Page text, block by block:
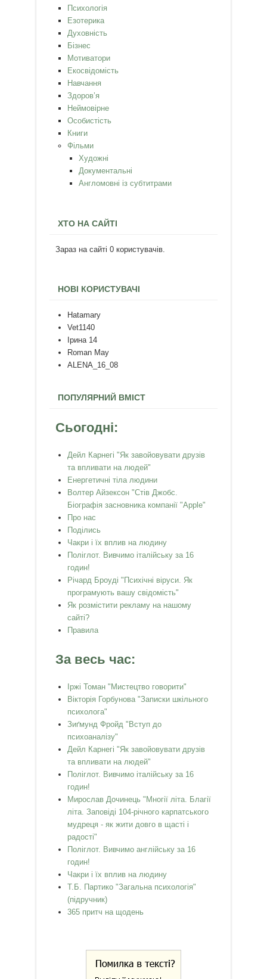
Психологія
Езотерика
Духовність
Бізнес
Мотиватори
Екосвідомість
Навчання
Здоров’я
Неймовірне
Особистість
Книги
Фільми
Художні
Документальні
Англомовні із субтитрами
ХТО НА САЙТІ
Зараз на сайті 0 користувачів.
НОВІ КОРИСТУВАЧІ
Hatamary
Vet1140
Ірина 14
Roman May
ALENA_16_08
ПОПУЛЯРНИЙ ВМІСТ
Сьогодні:
Дейл Карнегі "Як завойовувати друзів
та впливати на людей"
Енергетичні тіла людини
Волтер Айзексон "Стів Джобс.
Біографія засновника компанії "Apple"
Про нас
Поділись
Чакри і їх вплив на людину
Поліглот. Вивчимо італійську за 16
годин!
Річард Броуді "Психічні віруси. Як
програмують вашу свідомість"
Як розмістити рекламу на нашому
сайті?
Правила
За весь час:
Іржі Томан "Мистецтво говорити"
Вікторія Горбунова "Записки шкільного
психолога"
Зиґмунд Фройд "Вступ до
психоаналізу"
Дейл Карнегі "Як завойовувати друзів
та впливати на людей"
Поліглот. Вивчимо італійську за 16
годин!
Мирослав Дочинець "Многії літа. Благії
літа. Заповіді 104-річного карпатського
мудреця - як жити довго в щасті і
радості"
Поліглот. Вивчимо англійську за 16
годин!
Чакри і їх вплив на людину
Т.Б. Партико "Загальна психологія"
(підручник)
365 притч на щодень